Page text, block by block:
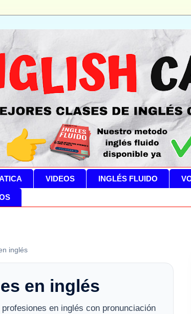
VIDEOS INGLÉS FLUIDO
inglés
en inglés
en inglés con pronunciación